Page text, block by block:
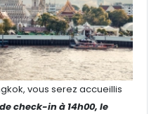
vous serez accueillis
check-in à 14h00, le